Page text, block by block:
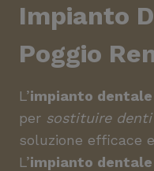
Impianto
Poggio
L’impianto dentale
per sostituire
soluzione efficace
L’impianto dentale